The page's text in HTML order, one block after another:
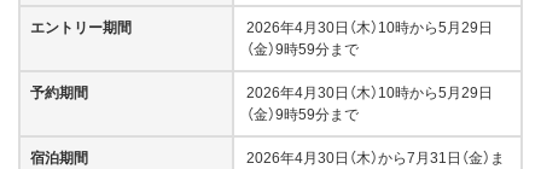
エントリー期間
2026年4月30日（木）10時から5月29日
（金）9時59分まで
予約期間
2026年4月30日（木）10時から5月29日
（金）9時59分まで
宿泊期間
2026年4月30日（木）から7月31日（金）ま